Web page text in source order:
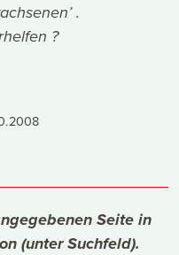
.
?
Seite in
(unter Suchfeld).